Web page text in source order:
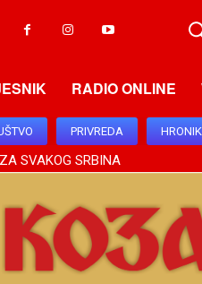
RADIO ONLINE
PRIVREDA
SRBINA
ODNOSI DODIKA I VUČIĆA